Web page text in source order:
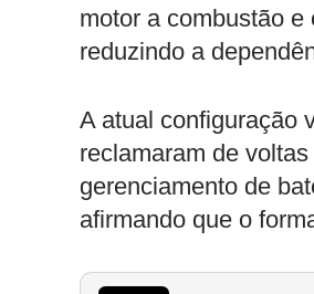
motor a combustão
reduzindo a
A atual configuração
reclamaram de
gerenciamento de
afirmando que o